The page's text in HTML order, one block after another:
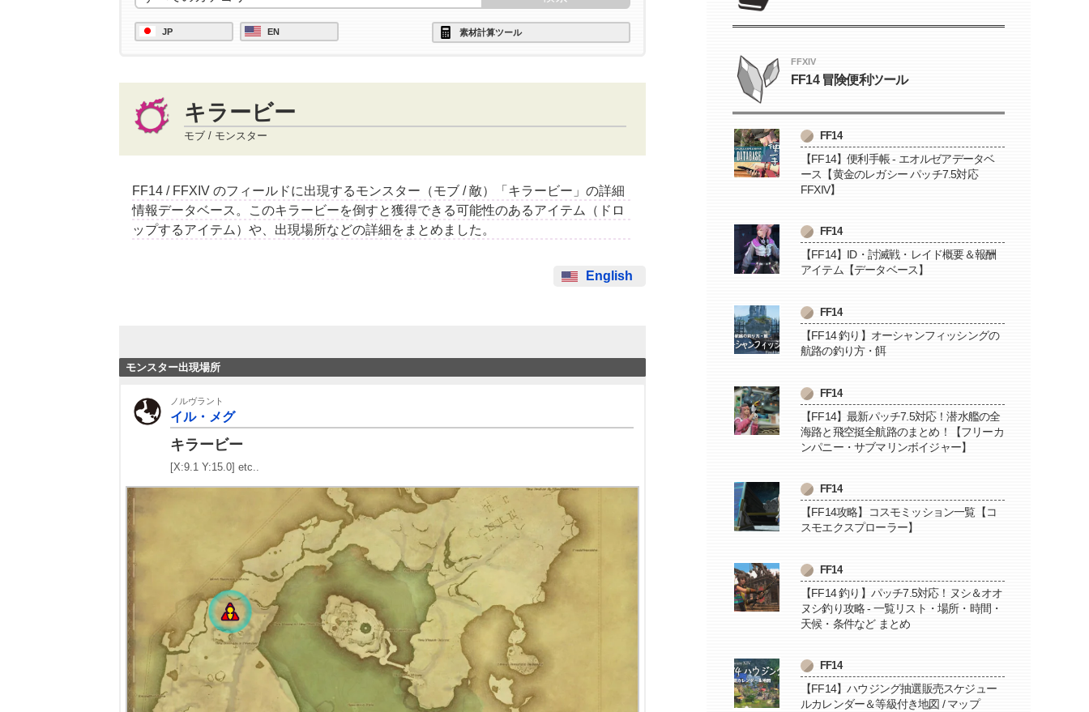
JP EN 素材計算ツール
キラービー
モブ / モンスター
FF14 / FFXIV のフィールドに出現するモンスター（モブ / 敵）「キラービー」の詳細
情報データベース。このキラービーを倒すと獲得できる可能性のあるアイテム（ドロ
ップするアイテム）や、出現場所などの詳細をまとめました。
English
モンスター出現場所
ノルヴラント
イル・メグ
キラービー
[X:9.1 Y:15.0] etc..
FFXIV
FF14 冒険便利ツール
FF14
【FF14】便利手帳 - エオルゼアデータベ
ース【黄金のレガシー パッチ7.5対応
FFXIV】
FF14
【FF14】ID・討滅戦・レイド概要＆報酬
アイテム【データベース】
FF14
【FF14 釣り】オーシャンフィッシングの
航路の釣り方・餌
FF14
【FF14】最新パッチ7.5対応！潜水艦の全
海路と飛空挺全航路のまとめ！【フリーカ
ンパニー・サブマリンボイジャー】
FF14
【FF14攻略】コスモミッション一覧【コ
スモエクスプローラー】
FF14
【FF14 釣り】パッチ7.5対応！ヌシ＆オオ
ヌシ釣り攻略 - 一覧リスト・場所・時間・
天候・条件など まとめ
FF14
【FF14】ハウジング抽選販売スケジュー
ルカレンダー＆等級付き地図 / マップ